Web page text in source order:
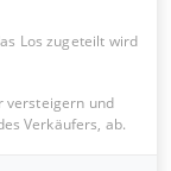
Los zugeteilt wird
versteigern und
Verkäufers, ab.